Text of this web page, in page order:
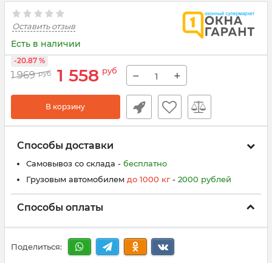
Оставить отзыв
Есть в наличии
1 969 руб 1 558 руб
-20.87 %
− +
В корзину
Способы доставки
Самовывоз со склада - бесплатно
Грузовым автомобилем до 1000 кг- 2000 рублей
Способы оплаты
Поделиться: